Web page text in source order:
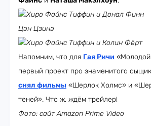
Хиро Файнс Тиффин и Донал Финн
Цэн Цзинэ
Хиро Файнс Тиффин и Колин Фёрт
Напомним, что для Гая Ричи
первый проект про знаменитого
снял фильмы «Шерлок Холмс» и
теней». Что ж, ждём трейлер!
Фото: сайт Amazon Prime Video